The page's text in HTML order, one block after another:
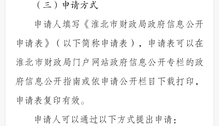
（三）申请方式
申请人填写《淮北市财政局政府信息公开
申请表》（以下简称申请表），申请表可以在
淮北市财政局门户网站政府信息公开专栏的政
府信息公开指南或依申请公开栏目下载打印，
申请表复印有效。
申请人可以通过以下方式提出申请：